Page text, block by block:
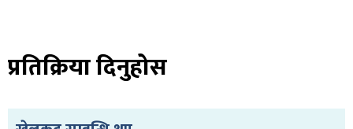
प्रतिक्रिया दिनुहोस